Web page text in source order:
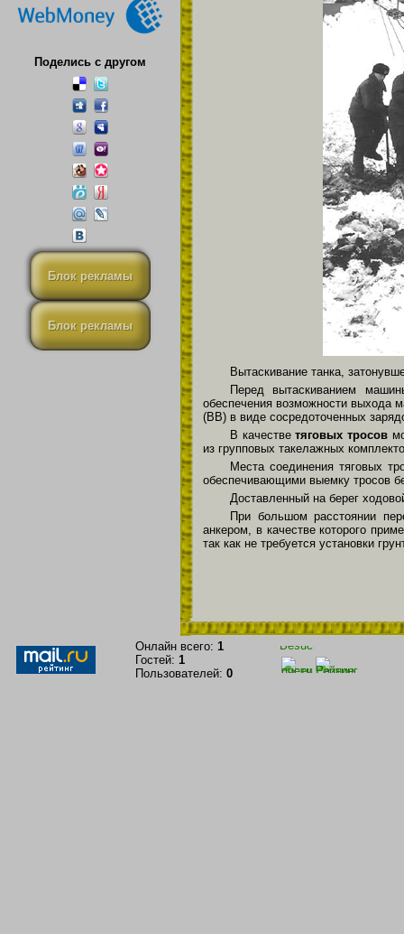
Поделись с другом
Блок рекламы
Блок рекламы
Вытаскивание танка,
Перед вытаскиванием
обеспечения возможности выхода
(ВВ) в виде сосредоточенных
В качестветяговых тросов
из групповых такелажных
Места соединения тяговых
обеспечивающими выемку тросов
Доставленный на берег
При большом расстоянии
анкером, в качестве которого
так как не требуется установки
Онлайн всего: 1
Гостей: 1
Пользователей: 0